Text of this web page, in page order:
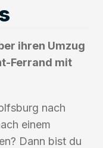
ihren Umzug
Ferrand mit
nach
einem
Dann bist du